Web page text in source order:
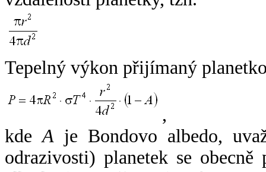
Tepelný výkon přijímaný
,
kdeA je Bondovo albedo,
odrazivosti) planetek se